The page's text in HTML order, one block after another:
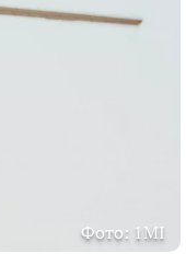
Фото: 1MI